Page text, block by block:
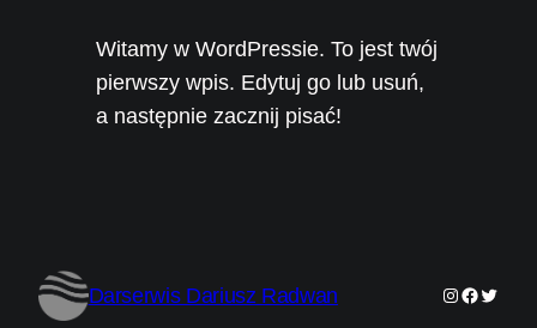
Witamy w WordPressie. To jest twój
pierwszy wpis. Edytuj go lub usuń,
a następnie zacznij pisać!
Darserwis Dariusz Radwan Instagram
Twitter